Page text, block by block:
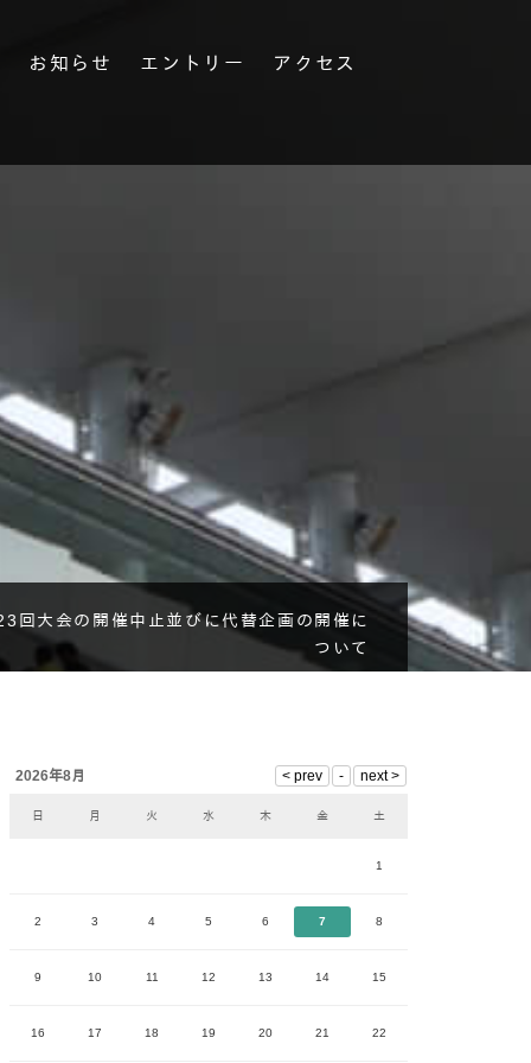
お知らせ エントリー アクセス
回大会の開催中止並びに代替企画の開催に
ついて
2026年8月
日 月 火 水 木 金 土
1
2 3 4 5 6 7 8
9 10 11 12 13 14 15
16 17 18 19 20 21 22